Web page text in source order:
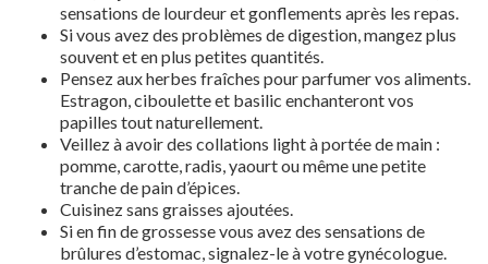
sensations de lourdeur et gonflements après les repas.
Si vous avez des problèmes de digestion, mangez plus
souvent et en plus petites quantités.
Pensez aux herbes fraîches pour parfumer vos aliments.
Estragon, ciboulette et basilic enchanteront vos
papilles tout naturellement.
Veillez à avoir des collations light à portée de main :
pomme, carotte, radis, yaourt ou même une petite
tranche de pain d’épices.
Cuisinez sans graisses ajoutées.
Si en fin de grossesse vous avez des sensations de
brûlures d’estomac, signalez-le à votre gynécologue.